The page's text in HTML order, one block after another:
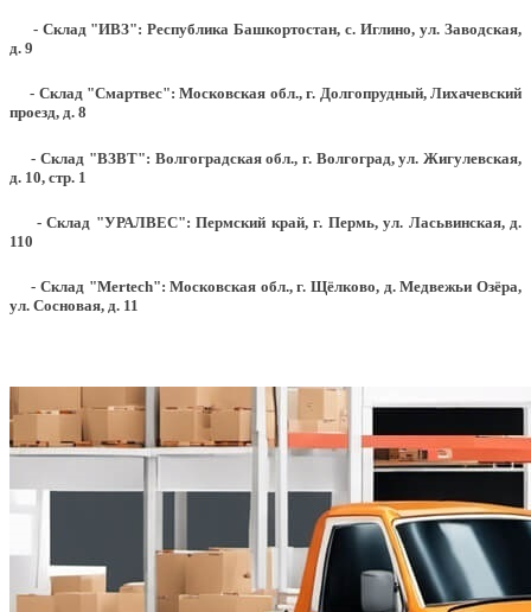
- Склад "ИВЗ": Республика Башкортостан, с. Иглино, ул. Заводская,
д. 9
- Склад "Смартвес":Московская обл., г. Долгопрудный, Лихачевский
проезд, д. 8
- Склад "ВЗВТ": Волгоградская обл., г. Волгоград, ул. Жигулевская,
д. 10, стр. 1
- Склад "УРАЛВЕС": Пермский край, г. Пермь, ул. Ласьвинская, д.
110
- Склад "Mertech": Московская обл., г. Щёлково, д. Медвежьи Озёра,
ул. Сосновая, д. 11